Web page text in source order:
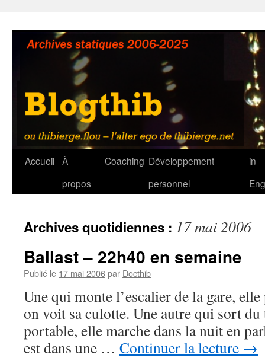
contenu
Accueil À
propos
Coaching Développement
personnel
in
Archives quotidiennes : 17 mai 2006
Ballast – 22h40 en semaine
Publié le 17 mai 2006par Docthib
Une qui monte l’escalier de la gare,
on voit sa culotte. Une autre qui sort du
portable, elle marche dans la nuit en
est dans une … Continuer la lecture →